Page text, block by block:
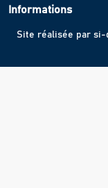
Informations
Site réalisée par si-